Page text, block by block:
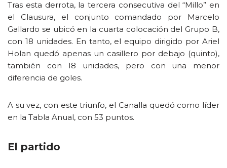
Tras esta derrota, la tercera consecutiva del “Millo” en
el Clausura, el conjunto comandado por Marcelo
Gallardo se ubicó en la cuarta colocación del Grupo B,
con 18 unidades. En tanto, el equipo dirigido por Ariel
Holan quedó apenas un casillero por debajo (quinto),
también con 18 unidades, pero con una menor
diferencia de goles.
A su vez, con este triunfo, el Canalla quedó como líder
en la Tabla Anual, con 53 puntos.
El partido